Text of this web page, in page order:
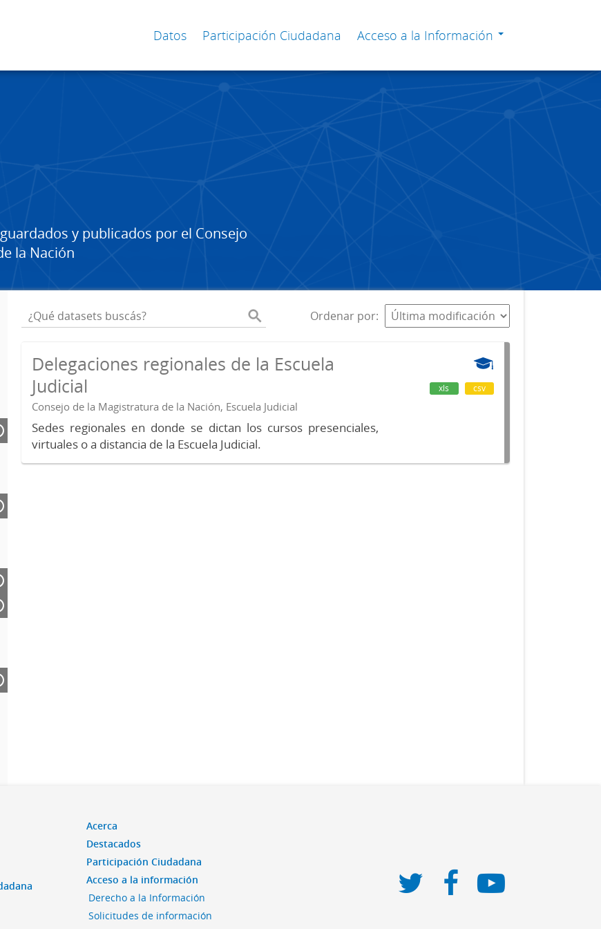
Datos Participación Ciudadana Acceso a la Información
y publicados por el Consejo
la Nación
Ordenar por
Delegaciones regionales de la Escuela
Judicial
Consejo de la Magistratura de la Nación, Escuela Judicial
Sedes regionales en donde se dictan los cursos presenciales,
virtuales o a distancia de la Escuela Judicial.
xls csv
Acerca
Destacados
Participación Ciudadana
Acceso a la información
Derecho a la Información
Solicitudes de información